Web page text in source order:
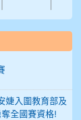
婕入圍教育部及
全國賽資格!